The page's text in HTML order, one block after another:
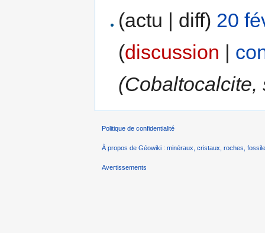
(actu | diff) 20
(discussion |
(Cobaltocalcite,
Politique de confidentialité
À propos de Géowiki : minéraux, cristaux, roches,
Avertissements